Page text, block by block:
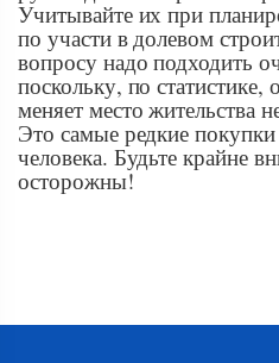
Учитывайте их при
по участи в долевом
вопросу надо подходить
поскольку, по
меняет место жительства
Это самые редкие
человека. Будьте крайне
осторожны!